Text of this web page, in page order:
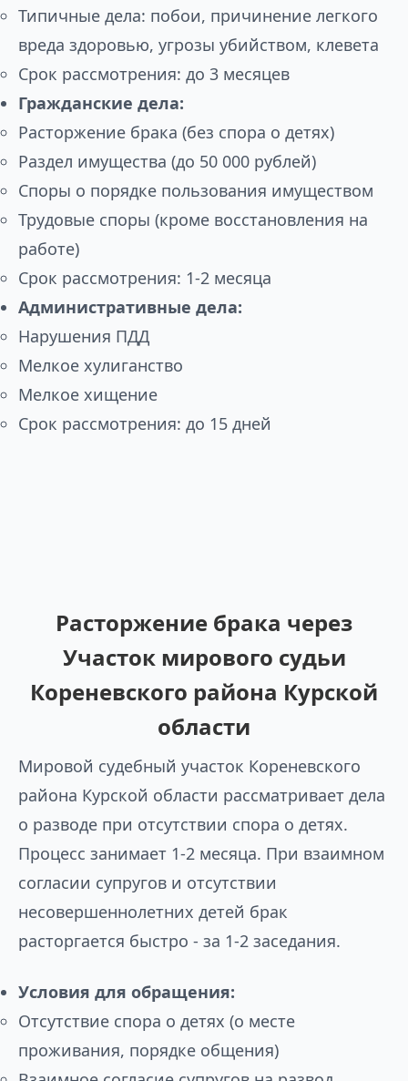
Типичные дела: побои, причинение легкого
вреда здоровью, угрозы убийством, клевета
Срок рассмотрения: до 3 месяцев
Гражданские дела:
Расторжение брака (без спора о детях)
Раздел имущества (до 50 000 рублей)
Споры о порядке пользования имуществом
Трудовые споры (кроме восстановления на
работе)
Срок рассмотрения: 1-2 месяца
Административные дела:
Нарушения ПДД
Мелкое хулиганство
Мелкое хищение
Срок рассмотрения: до 15 дней
Расторжение брака через
Участок мирового судьи
Кореневского района Курской
области
Мировой судебный участок Кореневского
района Курской области рассматривает дела
о разводе при отсутствии спора о детях.
Процесс занимает 1-2 месяца. При взаимном
согласии супругов и отсутствии
несовершеннолетних детей брак
расторгается быстро - за 1-2 заседания.
Условия для обращения:
Отсутствие спора о детях (о месте
проживания, порядке общения)